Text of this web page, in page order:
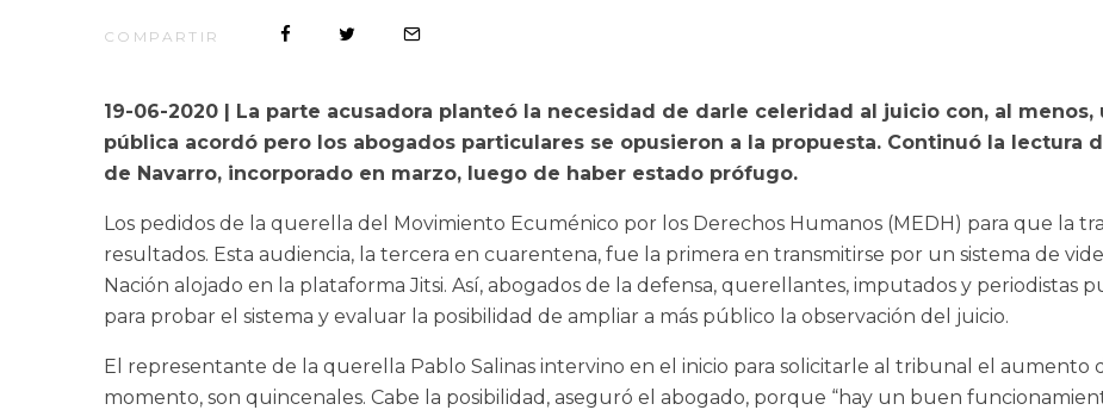
COMPARTIR
19-06-2020 | La parte acusadora planteó la necesidad de darle celeridad al juicio con, al
pública acordó pero los abogados particulares se opusieron a la propuesta. Continuó la
de Navarro, incorporado en marzo, luego de haber estado prófugo.
Los pedidos de la querella del Movimiento Ecuménico por los Derechos Humanos (MEDH) para que la
resultados. Esta audiencia, la tercera en cuarentena, fue la primera en transmitirse por un sistema de
Nación alojado en la plataforma Jitsi. Así, abogados de la defensa, querellantes, imputados y periodistas
para probar el sistema y evaluar la posibilidad de ampliar a más público la observación del juicio.
El representante de la querella Pablo Salinas intervino en el inicio para solicitarle al tribunal el aumento
momento, son quincenales. Cabe la posibilidad, aseguró el abogado, porque “hay un buen